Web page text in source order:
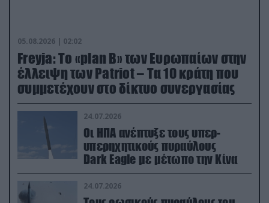
05.08.2026 | 02:02
Freyja: Το «plan Β» των Ευρωπαίων στην
έλλειψη των Patriot – Τα 10 κράτη που
συμμετέχουν στο δίκτυο συνεργασίας
24.07.2026
Οι ΗΠΑ ανέπτυξε τους υπερ-
υπερηχητικούς πυραύλους
Dark Eagle με μέτωπο την Κίνα
24.07.2026